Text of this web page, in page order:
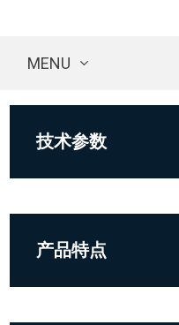
MENU
技术参数
产品特点